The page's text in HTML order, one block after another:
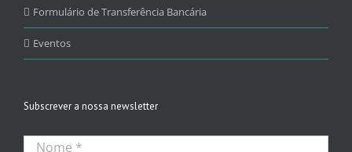
Formulário de Transferência Bancária
Eventos
Subscrever a nossa newsletter